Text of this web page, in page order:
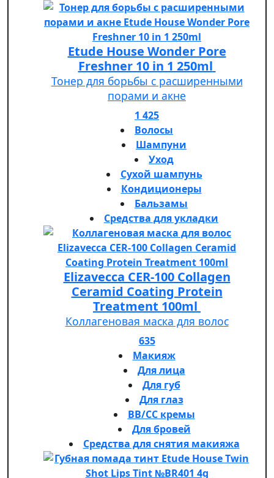
Etude House Wonder Pore
Freshner 10 in 1 250ml
Тонер для борьбы с расширенными
порами и акне
1 425
Волосы
Шампуни
Уход
Сухой шампунь
Кондиционеры
Бальзамы
Средства для укладки
Elizavecca CER-100 Collagen
Ceramid Coating Protein
Treatment 100ml
Коллагеновая маска для волос
635
Макияж
Для лица
Для губ
Для глаз
BB/CC кремы
Для бровей
Средства для снятия макияжа